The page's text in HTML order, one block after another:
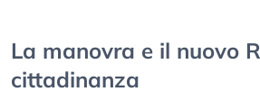
La manovra e il nuovo
cittadinanza